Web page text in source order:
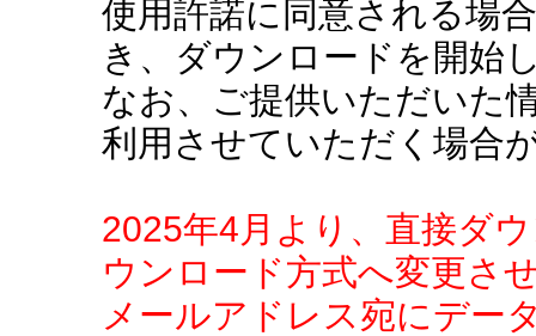
使用許諾に同意される場
き、ダウンロードを開始
なお、ご提供いただいた
利用させていただく場合
2025年4月より、直接ダ
ウンロード方式へ変更さ
メールアドレス宛にデー